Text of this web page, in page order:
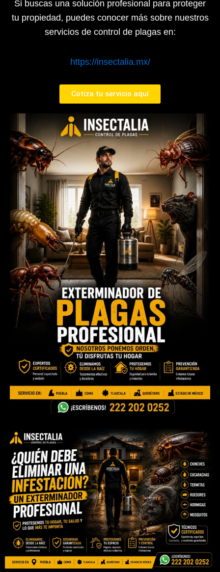
Si buscas una solución profesional para proteger
tu propiedad, puedes conocer más sobre nuestros
servicios de control de plagas en:
https://insectalia.mx/
Cotiza tu servicio aquí